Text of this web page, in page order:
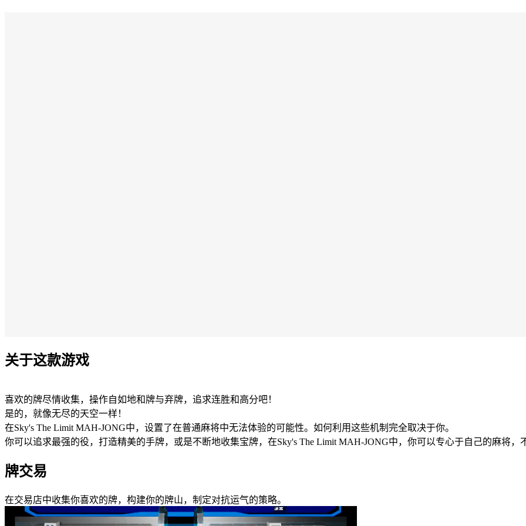
关于这款游戏
喜欢的牌尽情收集，操作自如地和牌与弃牌，追求连胜和高分吧！
是的，就像无尽的天空一样！
在Sky's The Limit MAH-JONG中，设置了在普通麻将中无法体验的可能性。如何利用这些机制完全取决于你。
你可以追求最强的役，打造精美的手牌，或是不断地收集宝牌，在Sky's The Limit MAH-JONG中，你可以专心于自己的麻将，
牌交易
在交易店中收集你喜欢的牌，构建你的牌山，制定对抗运气的策略。